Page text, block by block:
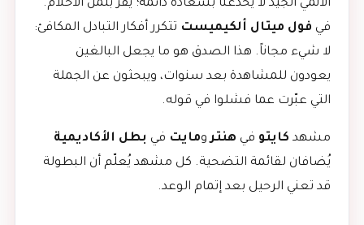
الأنمي الجيد لا يخدعنا بسعادة دائمة؛ يُقرّ بثمن الأحلام.
في فول ميتال ألكيميست تتكرر أفكار التبادل المكافئ:
لا شيء مجاناً. هذا الصدق هو ما يجعل البالغين
يعودون للمشاهدة بعد سنوات، ويبحثون عن الجملة
التي عبّرت عما فشلوا في قوله.
مشهد كايتو في هنترومايت في بطل الأكاديمية
يُضافان لقائمة التضحية. كل مشهد يُعلّم أن البطولة
قد تعني الرحيل بعد إتمام الوعد.